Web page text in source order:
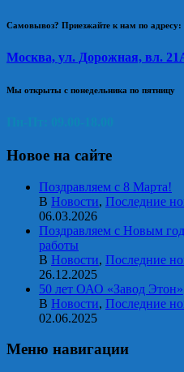
Самовывоз? Приезжайте к нам по адресу:
Москва, ул. Дорожная, вл.
Мы открыты с понедельника по пятницу
Новое на сайте
Поздравляем с 8 Марта!
В Новости, Последние
06.03.2026
Поздравляем с Новым
работы
В Новости, Последние
26.12.2025
50 лет ОАО «Завод Этон»
В Новости, Последние
02.06.2025
Меню навигации